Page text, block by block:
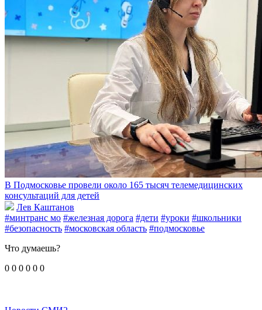
В Подмосковье провели около 165 тысяч телемедицинских
консультаций для детей
Лев Каштанов
#минтранс мо #железная дорога #дети #уроки #школьники
#безопасность #московская область #подмосковье
Что думаешь?
0 0 0 0 0 0